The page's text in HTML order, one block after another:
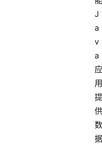
J
a
v
a
应
用
提
供
数
据